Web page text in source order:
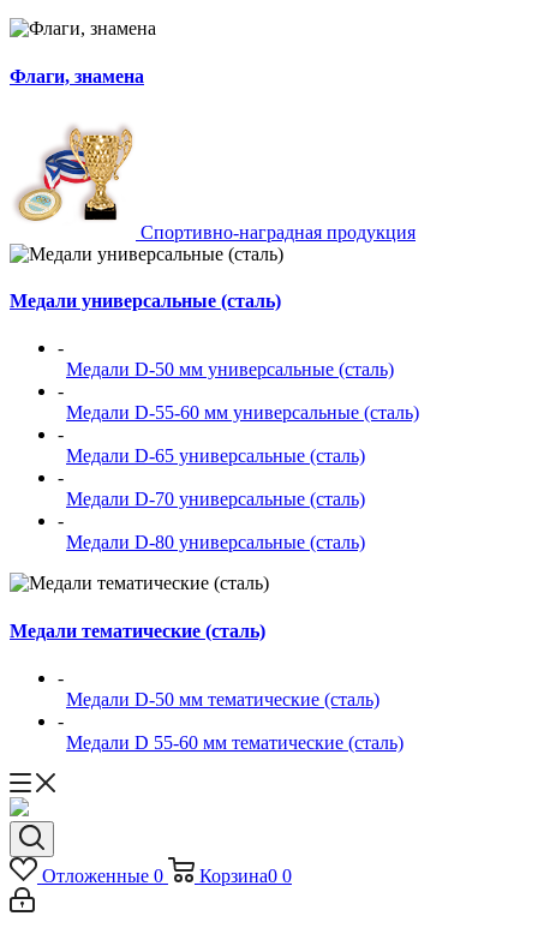
Флаги, знамена
Спортивно-наградная продукция
Медали универсальные (сталь)
-
Медали D-50 мм универсальные (сталь)
-
Медали D-55-60 мм универсальные (сталь)
-
Медали D-65 универсальные (сталь)
-
Медали D-70 универсальные (сталь)
-
Медали D-80 универсальные (сталь)
Медали тематические (сталь)
-
Медали D-50 мм тематические (сталь)
-
Медали D 55-60 мм тематические (сталь)
Отложенные 0 Корзина0 0